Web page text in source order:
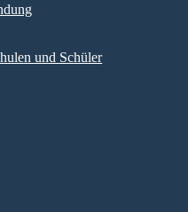
und Schüler